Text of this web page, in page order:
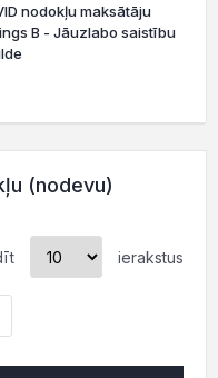
nodokļu maksātāju
B - Jāuzlabo saistību
(nodevu)
ierakstus